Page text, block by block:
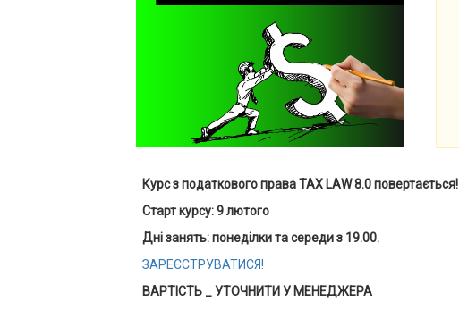
Курс з податкового права TAX LAW 8.0 повертається!
Старт курсу: 9 лютого
Дні занять: понеділки та середи з 19.00.
ЗАРЕЄСТРУВАТИСЯ!
ВАРТІСТЬ _ УТОЧНИТИ У МЕНЕДЖЕРА